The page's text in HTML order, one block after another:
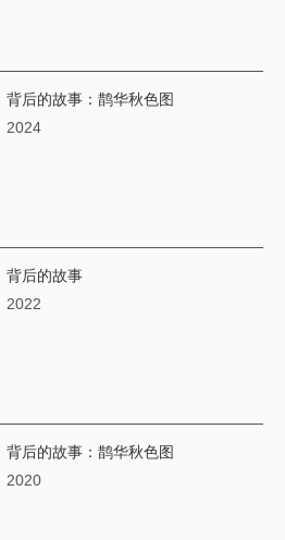
背后的故事：鹊华秋色图
2024
背后的故事
2022
背后的故事：鹊华秋色图
2020